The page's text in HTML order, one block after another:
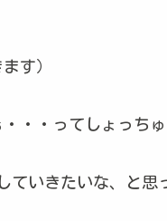
す）
・・ってしょっち
いきたいな、と思